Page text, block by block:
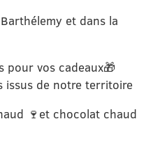
et dans la
pour vos cadeaux🎁
issus de notre territoire
🍷et chocolat chaud